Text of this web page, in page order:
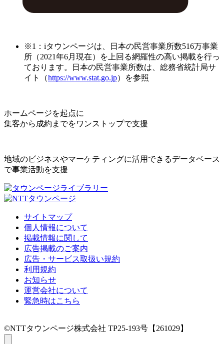
※1：iタウンページは、日本の民営事業所数516万事業
所（2021年6月現在）を上回る網羅性の高い掲載を行っ
ております。日本の民営事業所数は、総務省統計局サ
イト（https://www.stat.go.jp）を参照
ホームページを起点に
集客から成約までをワンストップで支援
地域のビジネスやマーケティングに活用できるデータベース
で事業活動を支援
サイトマップ
個人情報について
掲載情報に関して
広告掲載のご案内
広告・サービス取扱い規約
利用規約
お知らせ
運営会社について
緊急時はこちら
©NTTタウンページ株式会社 TP25-193号【261029】